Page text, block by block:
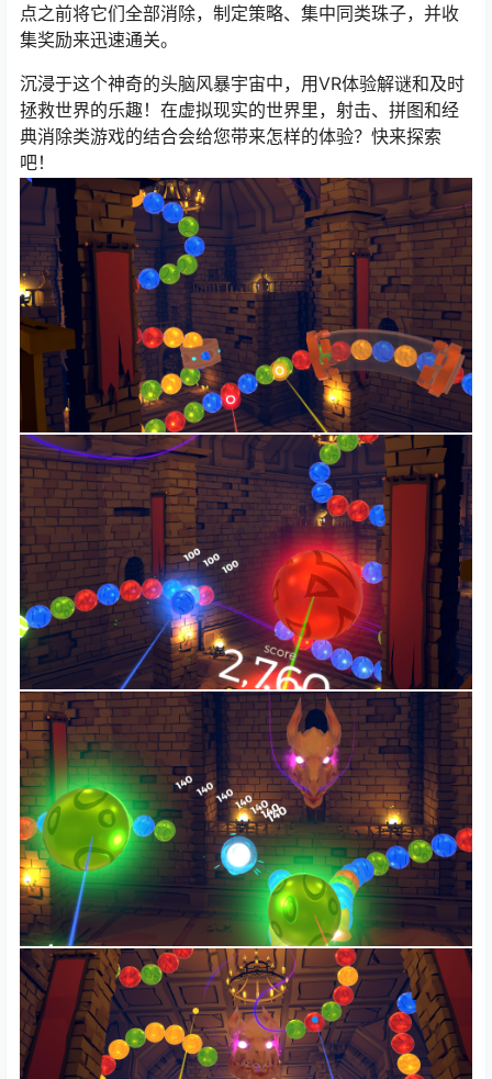
点之前将它们全部消除，制定策略、集中同类珠子，并收
集奖励来迅速通关。
沉浸于这个神奇的头脑风暴宇宙中，用VR体验解谜和及时
拯救世界的乐趣！在虚拟现实的世界里，射击、拼图和经
典消除类游戏的结合会给您带来怎样的体验？快来探索
吧！